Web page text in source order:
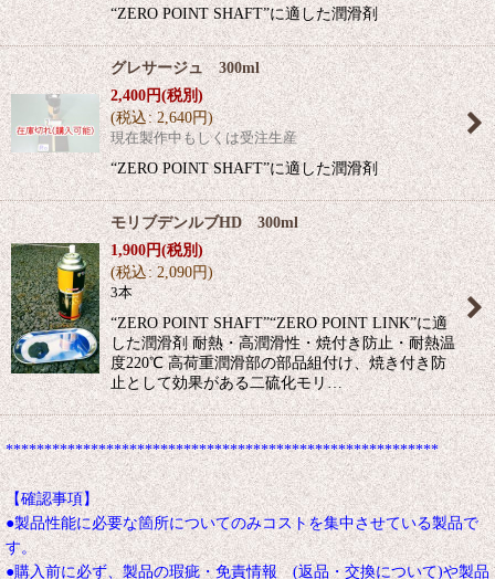
“ZERO POINT SHAFT”に適した潤滑剤
グレサージュ 300ml
2,400円(税別)
(税込: 2,640円)
現在製作中もしくは受注生産
“ZERO POINT SHAFT”に適した潤滑剤
モリブデンルブHD 300ml
1,900円(税別)
(税込: 2,090円)
3本
“ZERO POINT SHAFT”“ZERO POINT LINK”に適
した潤滑剤 耐熱・高潤滑性・焼付き防止・耐熱温
度220℃ 高荷重潤滑部の部品組付け、焼き付き防
止として効果がある二硫化モリ…
********************************************************
【確認事項】
●製品性能に必要な箇所についてのみコストを集中させている製品で
す。
●購入前に必ず、製品の瑕疵・免責情報 (返品・交換について)や製品